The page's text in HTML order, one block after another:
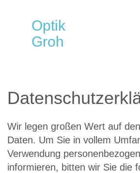
Optik
Groh
Wir legen großen Wert auf
Daten. Um Sie in vollem
Verwendung
informieren, bitten wir Sie die